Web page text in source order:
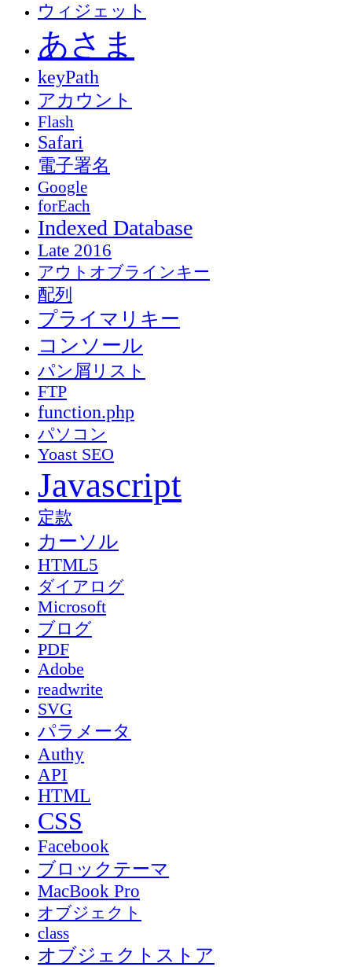
ウィジェット
あさま
keyPath
アカウント
Flash
Safari
電子署名
Google
forEach
Indexed Database
Late 2016
アウトオブラインキー
配列
プライマリキー
コンソール
パン屑リスト
FTP
function.php
パソコン
Yoast SEO
Javascript
定款
カーソル
HTML5
ダイアログ
Microsoft
ブログ
PDF
Adobe
readwrite
SVG
パラメータ
Authy
API
HTML
CSS
Facebook
ブロックテーマ
MacBook Pro
オブジェクト
class
オブジェクトストア